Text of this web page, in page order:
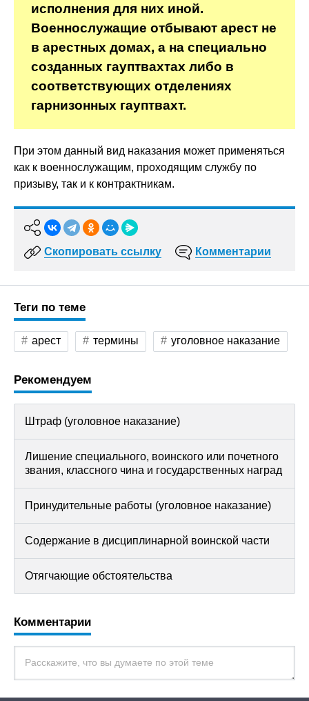
исполнения для них иной.
Военнослужащие отбывают арест не
в арестных домах, а на специально
созданных гауптвахтах либо в
соответствующих отделениях
гарнизонных гауптвахт.
При этом данный вид наказания может применяться
как к военнослужащим, проходящим службу по
призыву, так и к контрактникам.
Скопировать ссылку Комментарии
Теги по теме
арест термины уголовное наказание
Рекомендуем
Штраф (уголовное наказание)
Лишение специального, воинского или почетного
звания, классного чина и государственных наград
Принудительные работы (уголовное наказание)
Содержание в дисциплинарной воинской части
Отягчающие обстоятельства
Комментарии